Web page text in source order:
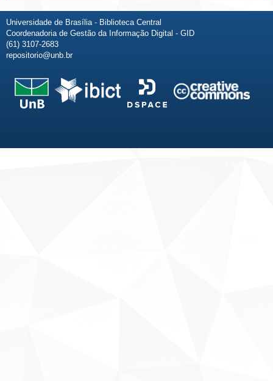
Universidade de Brasília - Biblioteca Central
Coordenadoria de Gestão da Informação Digital - GID
(61) 3107-2683
repositorio@unb.br